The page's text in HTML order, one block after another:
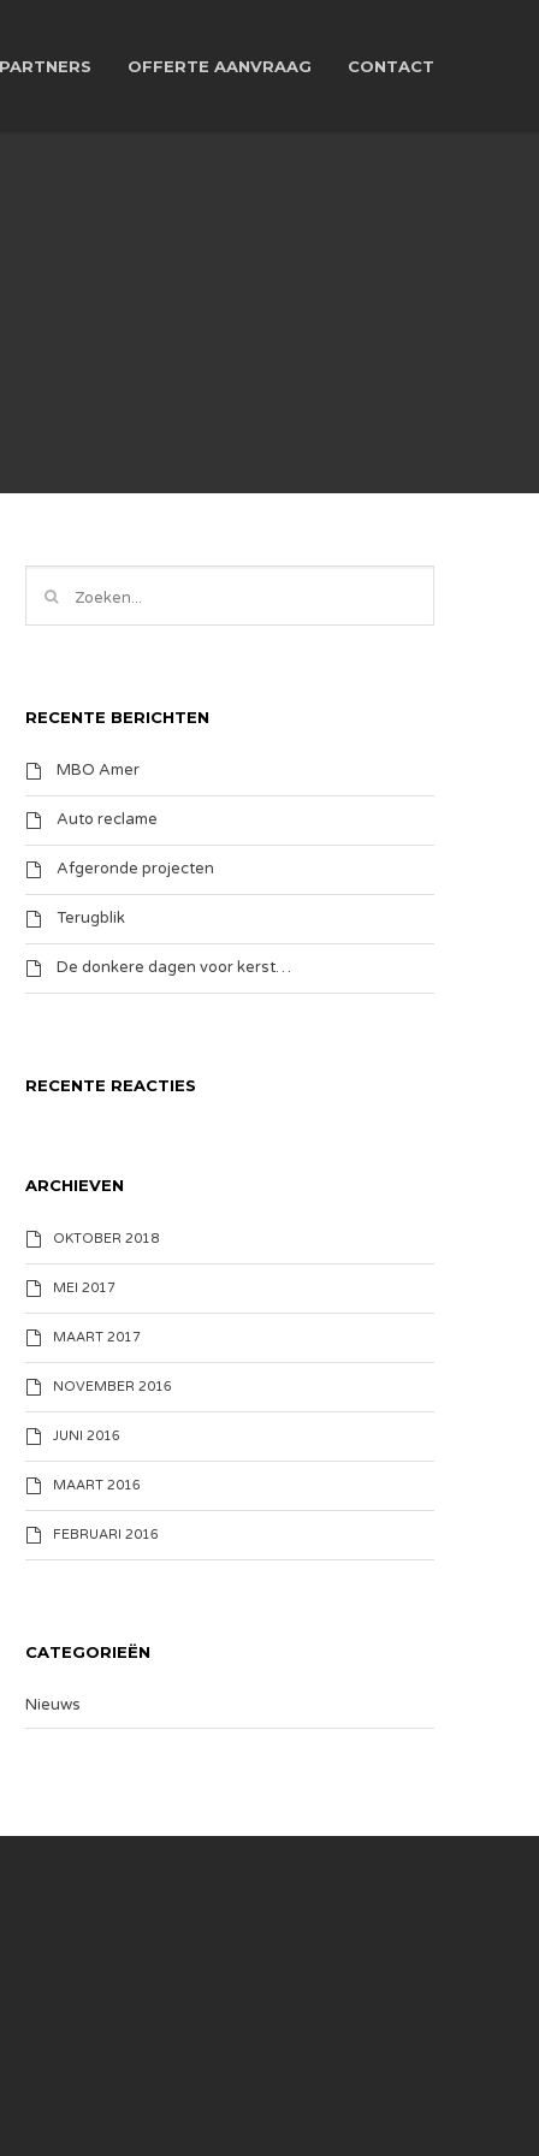
PARTNERS OFFERTE AANVRAAG CONTACT
RECENTE BERICHTEN
MBO Amer
Auto reclame
Afgeronde projecten
Terugblik
De donkere dagen voor kerst…
RECENTE REACTIES
ARCHIEVEN
OKTOBER 2018
MEI 2017
MAART 2017
NOVEMBER 2016
JUNI 2016
MAART 2016
FEBRUARI 2016
CATEGORIEËN
Nieuws